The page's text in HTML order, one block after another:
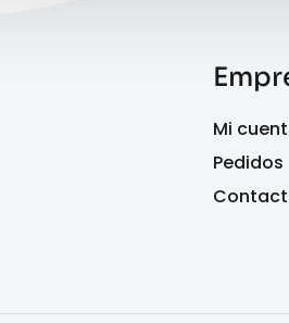
Mi
Pedidos